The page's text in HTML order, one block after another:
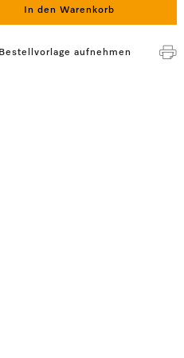
In den Warenkorb
aufnehmen